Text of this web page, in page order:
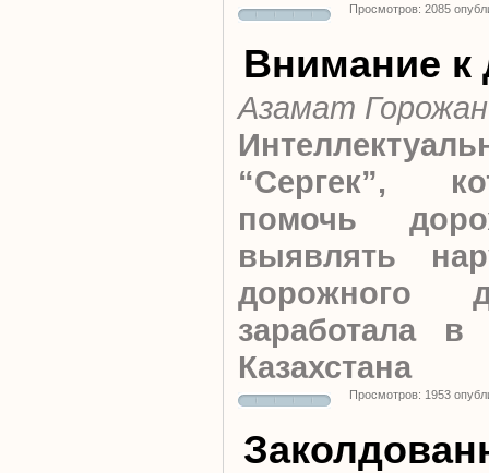
Просмотров: 2085
Внимание к
Азамат
“Сергек”,
помочь
выявлять
дорожного
заработала
Казахстана
Просмотров: 1953